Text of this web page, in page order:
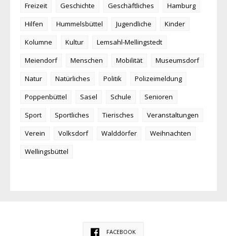
Freizeit
Geschichte Geschäftliches
Hamburg
Hilfen
Hummelsbüttel Jugendliche
Kinder
Kolumne
Kultur
Lemsahl-Mellingstedt
Meiendorf
Menschen Mobilität
Museumsdorf
Natur
Natürliches Politik
Polizeimeldung
Poppenbüttel
Sasel Schule
Senioren
Sport
Sportliches Tierisches
Veranstaltungen
Verein
Volksdorf Walddörfer
Weihnachten
Wellingsbüttel
FACEBOOK